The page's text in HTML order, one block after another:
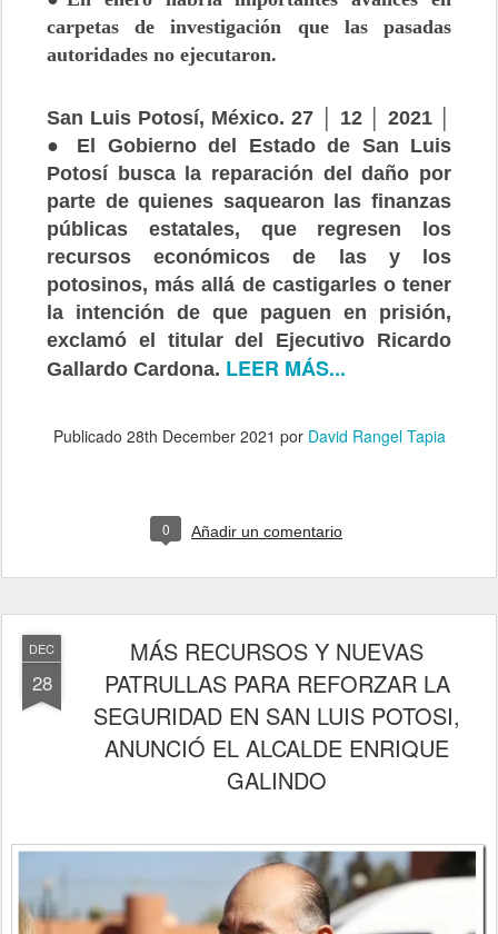
carpetas de investigación que las pasadas
autoridades no ejecutaron.
San Luis Potosí, México. 27 │ 12 │ 2021 │
● El Gobierno del Estado de San Luis
Potosí busca la reparación del daño por
parte de quienes saquearon las finanzas
públicas estatales, que regresen los
recursos económicos de las y los
potosinos, más allá de castigarles o tener
la intención de que paguen en prisión,
exclamó el titular del Ejecutivo Ricardo
Gallardo Cardona. LEER MÁS...
Publicado 28th December 2021 por David Rangel Tapia
0 Añadir un comentario
DEC
28
MÁS RECURSOS Y NUEVAS
PATRULLAS PARA REFORZAR LA
SEGURIDAD EN SAN LUIS POTOSI,
ANUNCIÓ EL ALCALDE ENRIQUE
GALINDO